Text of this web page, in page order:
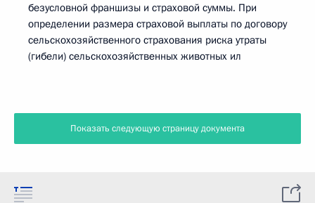
безусловной франшизы и страховой суммы. При
определении размера страховой выплаты по договору
сельскохозяйственного страхования риска утраты
(гибели) сельскохозяйственных животных ил
Показать следующую страницу документа